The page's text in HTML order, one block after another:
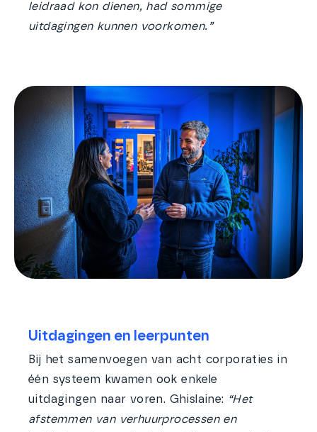
leidraad kon dienen, had sommige
uitdagingen kunnen voorkomen.”
Uitdagingen en leerpunten
Bij het samenvoegen van acht corporaties in
één systeem kwamen ook enkele
uitdagingen naar voren. Ghislaine: “Het
afstemmen van verhuurprocessen en